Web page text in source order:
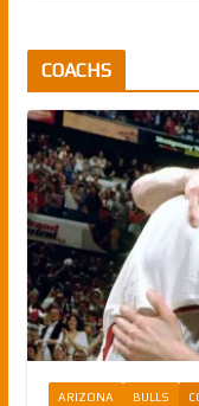
COACHS
ARIZONA BULLS